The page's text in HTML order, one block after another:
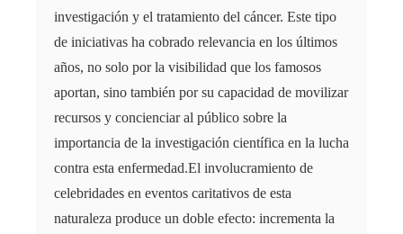
investigación y el tratamiento del cáncer. Este tipo
de iniciativas ha cobrado relevancia en los últimos
años, no solo por la visibilidad que los famosos
aportan, sino también por su capacidad de movilizar
recursos y concienciar al público sobre la
importancia de la investigación científica en la lucha
contra esta enfermedad.El involucramiento de
celebridades en eventos caritativos de esta
naturaleza produce un doble efecto: incrementa la